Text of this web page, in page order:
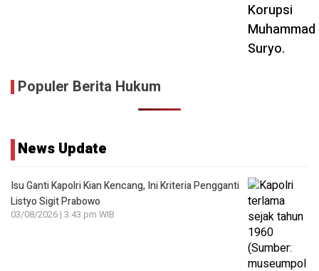
Populer Berita Hukum
News Update
Isu Ganti Kapolri Kian Kencang, Ini Kriteria Pengganti
Listyo Sigit Prabowo
03/08/2026 | 3:43 pm WIB